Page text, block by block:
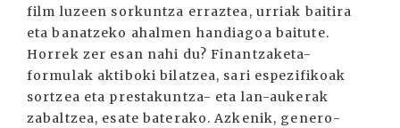
film luzeen sorkuntza erraztea, urriak baitira
eta banatzeko ahalmen handiagoa baitute.
Horrek zer esan nahi du? Finantzaketa-
formulak aktiboki bilatzea, sari espezifikoak
sortzea eta prestakuntza- eta lan-aukerak
zabaltzea, esate baterako. Azkenik, genero-